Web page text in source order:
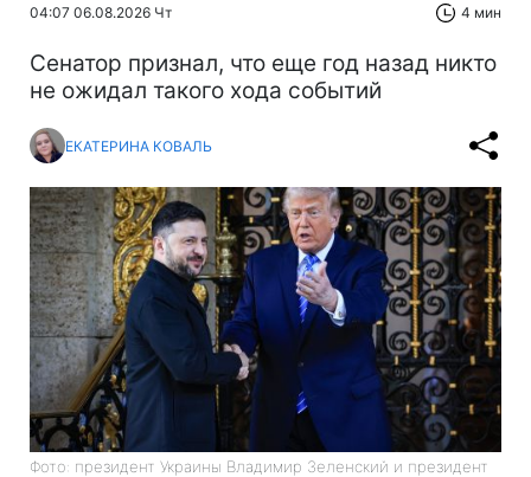
04:07 06.08.2026 Чт 4 мин
Сенатор признал, что еще год назад никто
не ожидал такого хода событий
ЕКАТЕРИНА КОВАЛЬ
Фото: президент Украины Владимир Зеленский и президент